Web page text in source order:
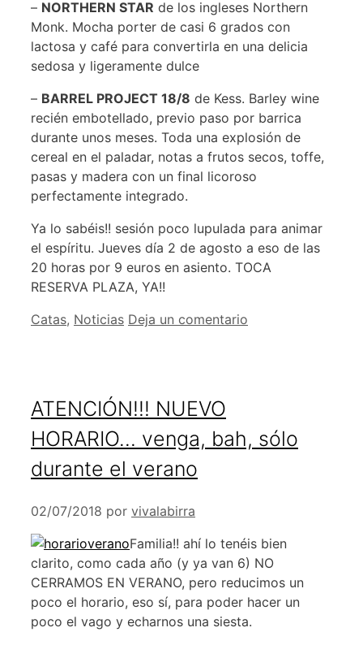
– NORTHERN STAR de los ingleses Northern
Monk. Mocha porter de casi 6 grados con
lactosa y café para convertirla en una delicia
sedosa y ligeramente dulce
– BARREL PROJECT 18/8 de Kess. Barley wine
recién embotellado, previo paso por barrica
durante unos meses. Toda una explosión de
cereal en el paladar, notas a frutos secos, toffe,
pasas y madera con un final licoroso
perfectamente integrado.
Ya lo sabéis!! sesión poco lupulada para animar
el espíritu. Jueves día 2 de agosto a eso de las
20 horas por 9 euros en asiento. TOCA
RESERVA PLAZA, YA!!
Categorías
Catas, Noticias Deja un comentario
ATENCIÓN!!! NUEVO
HORARIO… venga, bah, sólo
durante el verano
02/07/2018 por vivalabirra
Familia!! ahí lo tenéis bien
clarito, como cada año (y ya van 6) NO
CERRAMOS EN VERANO, pero reducimos un
poco el horario, eso sí, para poder hacer un
poco el vago y echarnos una siesta.